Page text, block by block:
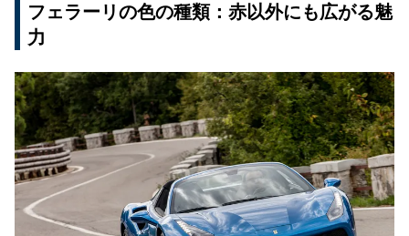
フェラーリの色の種類：赤以外にも広がる魅
力